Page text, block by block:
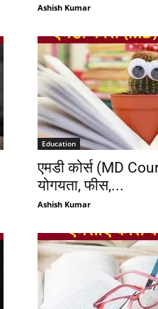
Ashish Kumar
Education
एमडी कोर्स (MD
योगयता, फीस,...
Ashish Kumar